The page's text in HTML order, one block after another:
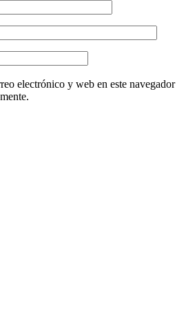
electrónico y web en este navegador